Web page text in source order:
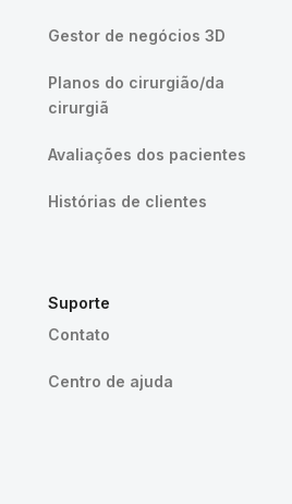
Gestor de negócios 3D
Planos do cirurgião/da
cirurgiã
Avaliações dos pacientes
Histórias de clientes
Suporte
Contato
Centro de ajuda